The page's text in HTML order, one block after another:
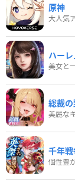
原神
大人気
ハー
美女と
総裁
美麗な
千年戦
個性豊